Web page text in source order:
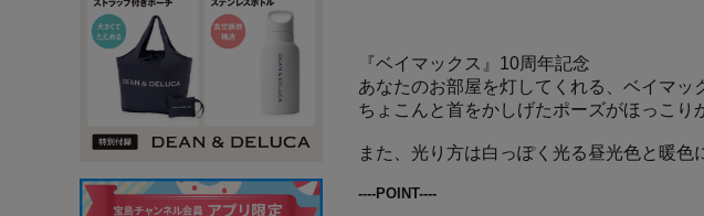
『ベイマックス』10周年記念
あなたのお部屋を灯してくれる、ベイマッ
ちょこんと首をかしげたポーズがほっこり
また、光り方は白っぽく光る昼光色と暖色
----POINT----